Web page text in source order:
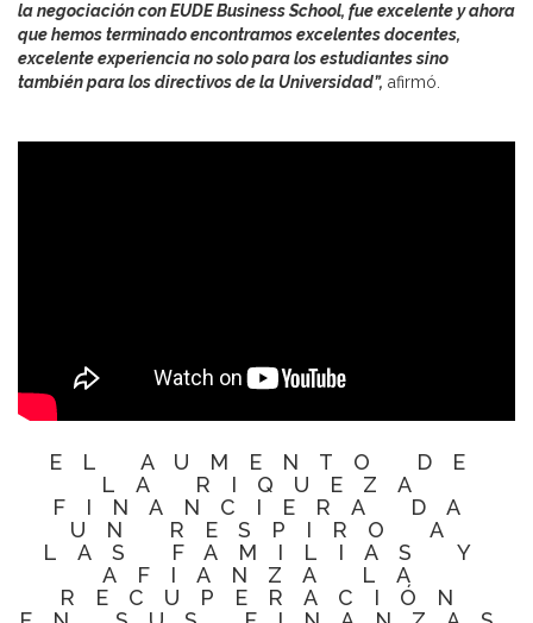
la negociación con EUDE Business School, fue excelente y ahora
que hemos terminado encontramos excelentes docentes,
excelente experiencia no solo para los estudiantes sino
también para los directivos de la Universidad”, afirmó.
EL AUMENTO DE
LA RIQUEZA
FINANCIERA DA
UN RESPIRO A
LAS FAMILIAS Y
AFIANZA LA
RECUPERACIÓN